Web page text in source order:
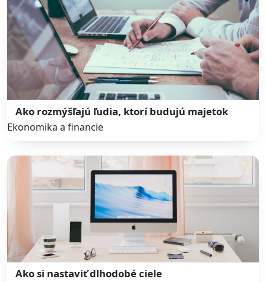
Ako rozmýšľajú ľudia, ktorí budujú majetok
Ekonomika a financie
Ako si nastaviť dlhodobé ciele